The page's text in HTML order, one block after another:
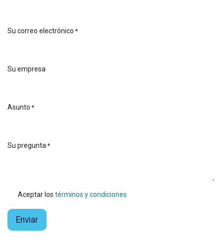
Su correo electrónico *
Su empresa
Asunto *
Su pregunta *
Aceptar los términos y condiciones
Enviar